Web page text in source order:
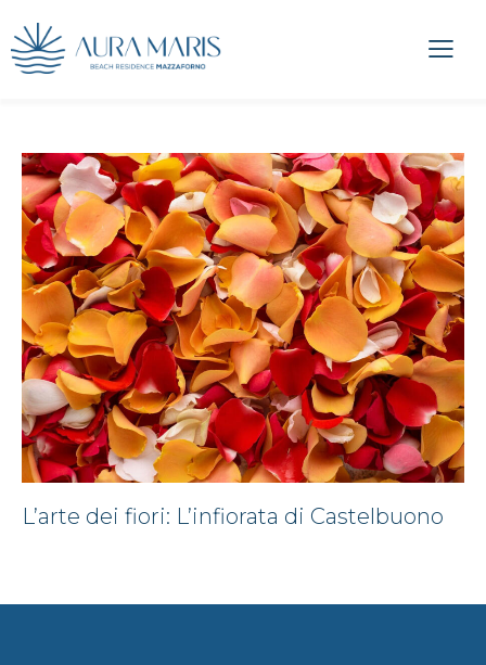
L’arte dei fiori: L’infiorata di Castelbuono